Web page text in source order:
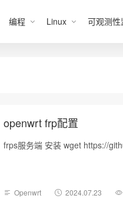
编程 Linux 可观测性
openwrt frp配置
frps服务端 安装 wget https://
Openwrt 2024.07.23